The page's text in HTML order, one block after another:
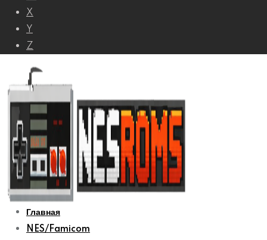
X
Y
Z
Главная
NES/Famicom